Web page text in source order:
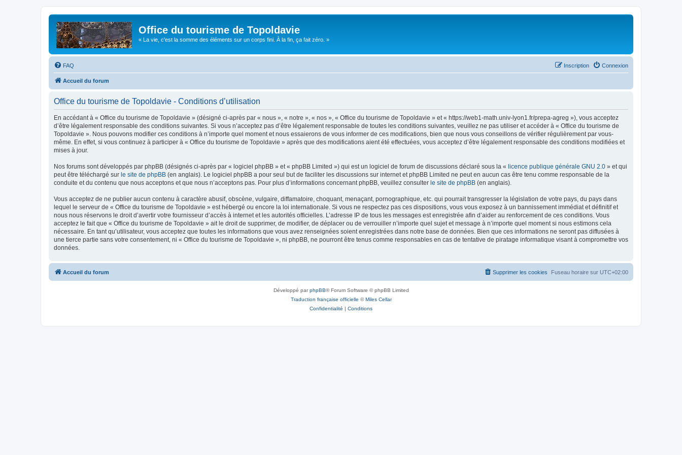
Office du tourisme de Topoldavie
« La vie, c'est la somme des éléments sur un corps fini. À la fin, ça fait zéro. »
FAQ Connexion
Inscription
Accueil du forum
Office du tourisme de Topoldavie - Conditions d’utilisation
En accédant à « Office du tourisme de Topoldavie » (désigné ci-après par « nous », « notre », « nos », « Office du tourisme de Topoldavie » et « https://web1-math.univ-lyon1.fr/prepa-agreg »), vous acceptez
d’être légalement responsable des conditions suivantes. Si vous n’acceptez pas d’être légalement responsable de toutes les conditions suivantes, veuillez ne pas utiliser et accéder à « Office du tourisme de
Topoldavie ». Nous pouvons modifier ces conditions à n’importe quel moment et nous essaierons de vous informer de ces modifications, bien que nous vous conseillons de vérifier régulièrement par vous-
même. En effet, si vous continuez à participer à « Office du tourisme de Topoldavie » après que des modifications aient été effectuées, vous acceptez d’être légalement responsable des conditions modifiées et
mises à jour.
Nos forums sont développés par phpBB (désignés ci-après par « logiciel phpBB » et « phpBB Limited ») qui est un logiciel de forum de discussions déclaré sous la « licence publique générale GNU 2.0 » et qui
peut être téléchargé sur le site de phpBB (en anglais). Le logiciel phpBB a pour seul but de faciliter les discussions sur internet et phpBB Limited ne peut en aucun cas être tenu comme responsable de la
conduite et du contenu que nous acceptons et que nous n’acceptons pas. Pour plus d’informations concernant phpBB, veuillez consulter le site de phpBB (en anglais).
Vous acceptez de ne publier aucun contenu à caractère abusif, obscène, vulgaire, diffamatoire, choquant, menaçant, pornographique, etc. qui pourrait transgresser la législation de votre pays, du pays dans
lequel le serveur de « Office du tourisme de Topoldavie » est hébergé ou encore la loi internationale. Si vous ne respectez pas ces dispositions, vous vous exposez à un bannissement immédiat et définitif et
nous nous réservons le droit d’avertir votre fournisseur d’accès à internet et les autorités officielles. L’adresse IP de tous les messages est enregistrée afin d’aider au renforcement de ces conditions. Vous
acceptez le fait que « Office du tourisme de Topoldavie » ait le droit de supprimer, de modifier, de déplacer ou de verrouiller n’importe quel sujet et message à n’importe quel moment si nous estimons cela
nécessaire. En tant qu’utilisateur, vous acceptez que toutes les informations que vous avez renseignées soient enregistrées dans notre base de données. Bien que ces informations ne seront pas diffusées à
une tierce partie sans votre consentement, ni « Office du tourisme de Topoldavie », ni phpBB, ne pourront être tenus comme responsables en cas de tentative de piratage informatique visant à compromettre vos
données.
Accueil du forum Fuseau horaire sur UTC+02:00
Supprimer les cookies
Développé parphpBB® Forum Software © phpBB Limited
Traduction française officielle ©Miles Cellar
Confidentialité | Conditions